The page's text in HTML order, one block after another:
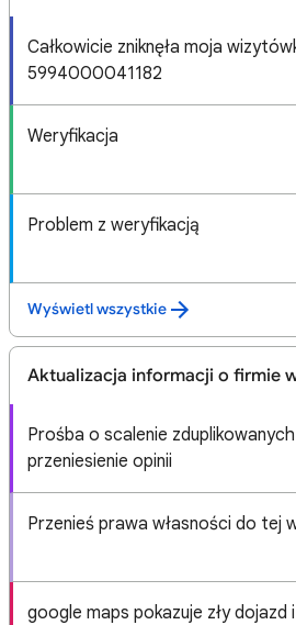
Całkowicie zniknęła moja
5994000041182
Weryfikacja
Problem z weryfikacją
Wyświetl wszystkie
Aktualizacja informacji o firmie
Prośba o scalenie
przeniesienie opinii
Przenieś prawa własności do tej
google maps pokazuje zły dojazd